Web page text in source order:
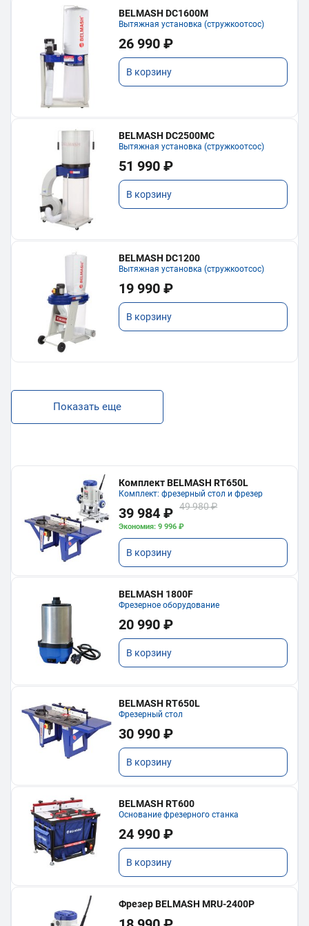
BELMASH DC1600M
Вытяжная установка (стружкоотсос)
26 990 ₽
В корзину
BELMASH DC2500MC
Вытяжная установка (стружкоотсос)
51 990 ₽
В корзину
BELMASH DC1200
Вытяжная установка (стружкоотсос)
19 990 ₽
В корзину
Показать еще
Комплект BELMASH RT650L
Комплект: фрезерный стол и фрезер
39 984 ₽ 49 980 ₽
Экономия: 9 996 ₽
В корзину
BELMASH 1800F
Фрезерное оборудование
20 990 ₽
В корзину
BELMASH RT650L
Фрезерный стол
30 990 ₽
В корзину
BELMASH RT600
Основание фрезерного станка
24 990 ₽
В корзину
Фрезер BELMASH MRU-2400P